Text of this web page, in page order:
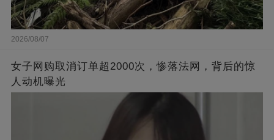
2026/08/07
女子网购取消订单超2000次，惨落法网，背后的惊
人动机曝光